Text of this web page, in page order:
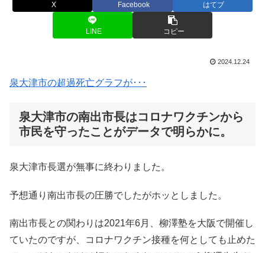
X Facebook はてブ
LINE コピー
2024.12.24
泉大津市の超過死亡グラフが･･･
泉大津市の南出市長はコロナワクチンから
市民を守ったことがデータで明らかに。
泉大津市長選が無事に終わりました。
予想通り南出市長の圧勝でしたがホッとしました。
南出市長との関わりは2021年6月、柳澤塾を大阪で開催し
ていたのですが、コロナワクチン接種を何としても止めた